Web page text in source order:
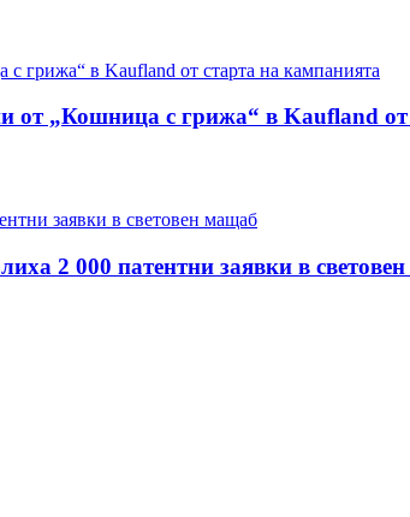
от „Кошница с грижа“ в Kaufland
2 000 патентни заявки в